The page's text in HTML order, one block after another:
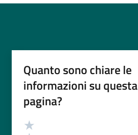
Quanto sono chiare le
informazioni su questa
pagina?
Valutazione